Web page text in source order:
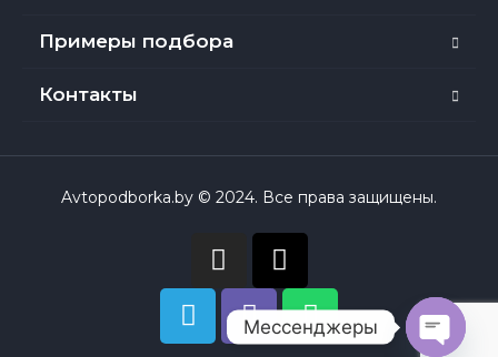
Примеры подбора
Контакты
Avtopodborka.by © 2024. Все права защищены.
Мессенджеры